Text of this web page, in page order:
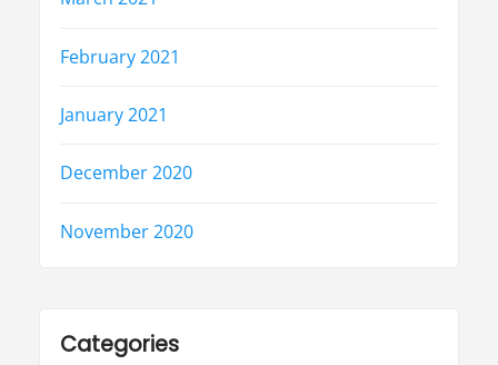
February 2021
January 2021
December 2020
November 2020
Categories